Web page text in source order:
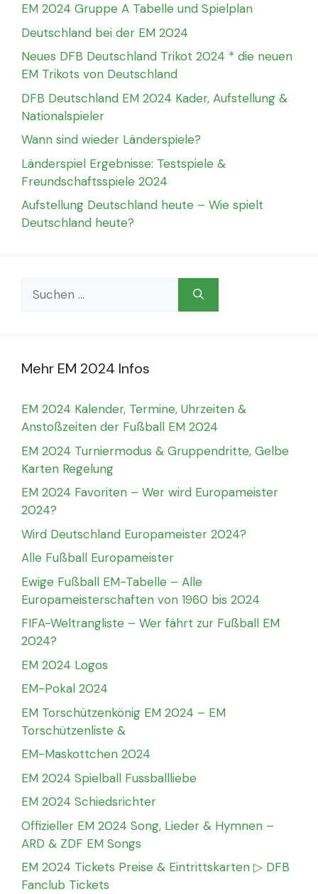
EM 2024 Gruppe A Tabelle und Spielplan
Deutschland bei der EM 2024
Neues DFB Deutschland Trikot 2024 * die neuen
EM Trikots von Deutschland
DFB Deutschland EM 2024 Kader, Aufstellung &
Nationalspieler
Wann sind wieder Länderspiele?
Länderspiel Ergebnisse: Testspiele &
Freundschaftsspiele 2024
Aufstellung Deutschland heute – Wie spielt
Deutschland heute?
Suchen
nach:
Mehr EM 2024 Infos
EM 2024 Kalender, Termine, Uhrzeiten &
Anstoßzeiten der Fußball EM 2024
EM 2024 Turniermodus & Gruppendritte, Gelbe
Karten Regelung
EM 2024 Favoriten – Wer wird Europameister
2024?
Wird Deutschland Europameister 2024?
Alle Fußball Europameister
Ewige Fußball EM-Tabelle – Alle
Europameisterschaften von 1960 bis 2024
FIFA-Weltrangliste – Wer fährt zur Fußball EM
2024?
EM 2024 Logos
EM-Pokal 2024
EM Torschützenkönig EM 2024 – EM
Torschützenliste &
EM-Maskottchen 2024
EM 2024 Spielball Fussballliebe
EM 2024 Schiedsrichter
Offizieller EM 2024 Song, Lieder & Hymnen –
ARD & ZDF EM Songs
EM 2024 Tickets Preise & Eintrittskarten ▷ DFB
Fanclub Tickets